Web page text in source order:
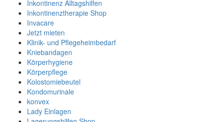
Inkontinenz Alltagshilfen
Inkontinenztherapie Shop
Invacare
Jetzt mieten
Klinik- und Pflegeheimbedarf
Kniebandagen
Körperhygiene
Körperpflege
Kolostomiebeutel
Kondomurinale
konvex
Lady Einlagen